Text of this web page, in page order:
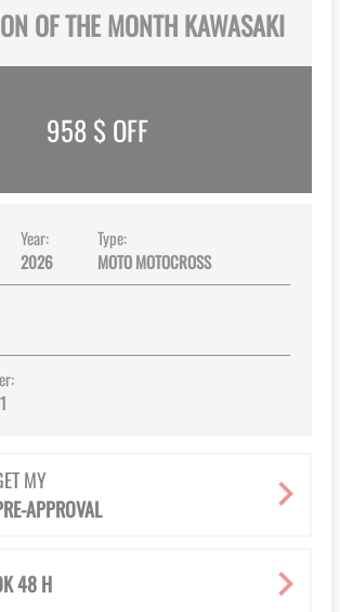
OF THE MONTH KAWASAKI
958$ OFF
Year:
2026
Type:
MOTO MOTOCROSS
MY
APPROVAL
48 H